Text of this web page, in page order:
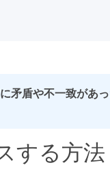
矛盾や不一致があ
する方法